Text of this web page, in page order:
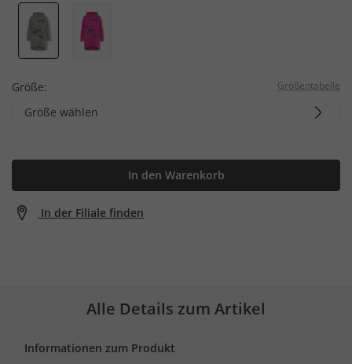
Größe: Größentabelle
Größe wählen
In den Warenkorb
In der Filiale finden
Alle Details zum Artikel
Informationen zum Produkt